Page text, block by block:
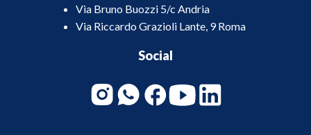
Via Bruno Buozzi 5/c Andria
Via Riccardo Grazioli Lante, 9 Roma
Social